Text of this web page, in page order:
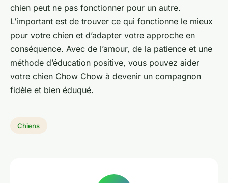
chien peut ne pas fonctionner pour un autre.
L’important est de trouver ce qui fonctionne le mieux
pour votre chien et d’adapter votre approche en
conséquence. Avec de l’amour, de la patience et une
méthode d’éducation positive, vous pouvez aider
votre chien Chow Chow à devenir un compagnon
fidèle et bien éduqué.
Chiens